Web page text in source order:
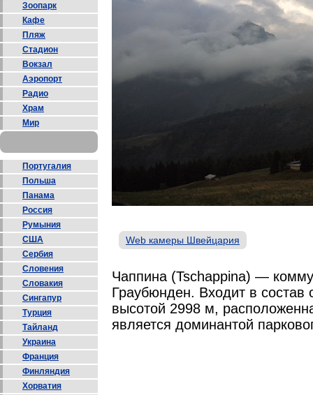
Зоопарк
Кафе
Пляж
Стадион
Вокзал
Аэропорт
Радио
Храм
Мир
Португалия
Польша
Панама
Россия
Румыния
США
Сербия
Словения
Словакия
Сингапур
Турция
Тайланд
Украина
Франция
Финляндия
Хорватия
Web камеры Швейцария
Чаппина (Tschappina) —
Граубюнден. Входит в состав
высотой 2998 м,
является доминантой